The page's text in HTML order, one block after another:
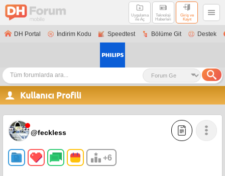
Uygulama
ile Aç
Teknoloji
Haberleri
Giriş ve
Kayıt
DH Portal İndirim Kodu Speedtest Bölüme Git Destek
Kullanıcı Profili
@feckless
+6